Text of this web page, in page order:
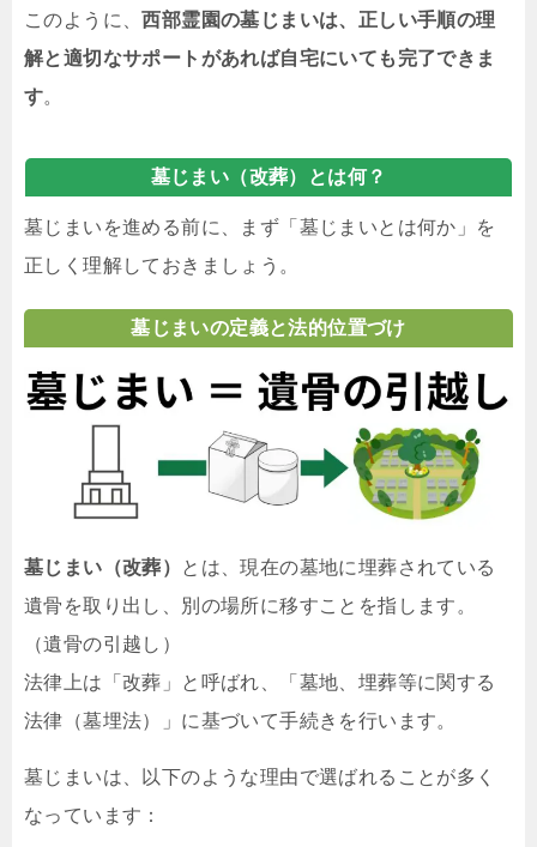
このように、西部霊園の墓じまいは、正しい手順の理
解と適切なサポートがあれば自宅にいても完了できま
す。
墓じまい（改葬）とは何？
墓じまいを進める前に、まず「墓じまいとは何か」を
正しく理解しておきましょう。
墓じまいの定義と法的位置づけ
墓じまい（改葬）
とは、現在の墓地に埋葬されている
遺骨を取り出し、別の場所に移すことを指します。
（遺骨の引越し）
法律上は「改葬」と呼ばれ、「墓地、埋葬等に関する
法律（墓埋法）」に基づいて手続きを行います。
墓じまいは、以下のような理由で選ばれることが多く
なっています：